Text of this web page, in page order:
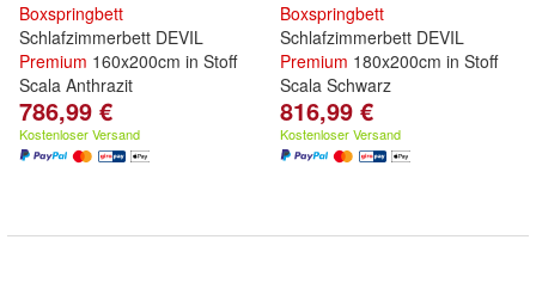
Boxspringbett
Schlafzimmerbett DEVIL
Premium 160x200cm in Stoff
Scala Anthrazit
786,99 €
Kostenloser Versand
Boxspringbett
Schlafzimmerbett DEVIL
Premium 180x200cm in Stoff
Scala Schwarz
816,99 €
Kostenloser Versand